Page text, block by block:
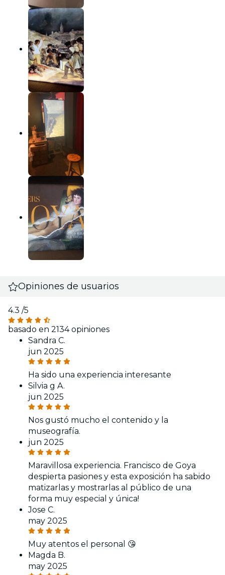
Opiniones de usuarios
4.3 /5
basado en 2134 opiniones
Sandra C.
jun 2025
Ha sido una experiencia interesante
Silvia g A.
jun 2025
Nos gustó mucho el contenido y la
museografía.
jun 2025
Maravillosa experiencia. Francisco de Goya
despierta pasiones y esta exposición ha sabido
matizarlas y mostrarlas al público de una
forma muy especial y única!
Jose C.
may 2025
Muy atentos el personal 😘
Magda B.
may 2025